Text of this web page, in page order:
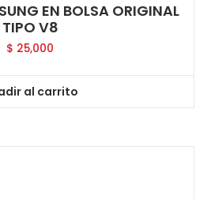
EN BOLSA ORIGINAL
TIPO V8
$ 25,000
al carrito